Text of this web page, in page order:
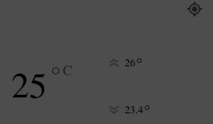
25 °C 26°
23.4°